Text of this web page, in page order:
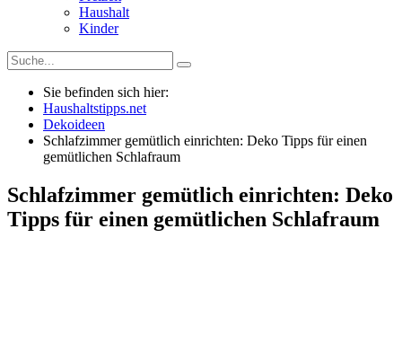
Haushalt
Kinder
Sie befinden sich hier:
Haushaltstipps.net
Dekoideen
Schlafzimmer gemütlich einrichten: Deko Tipps für einen
gemütlichen Schlafraum
Schlafzimmer gemütlich einrichten: Deko
Tipps für einen gemütlichen Schlafraum